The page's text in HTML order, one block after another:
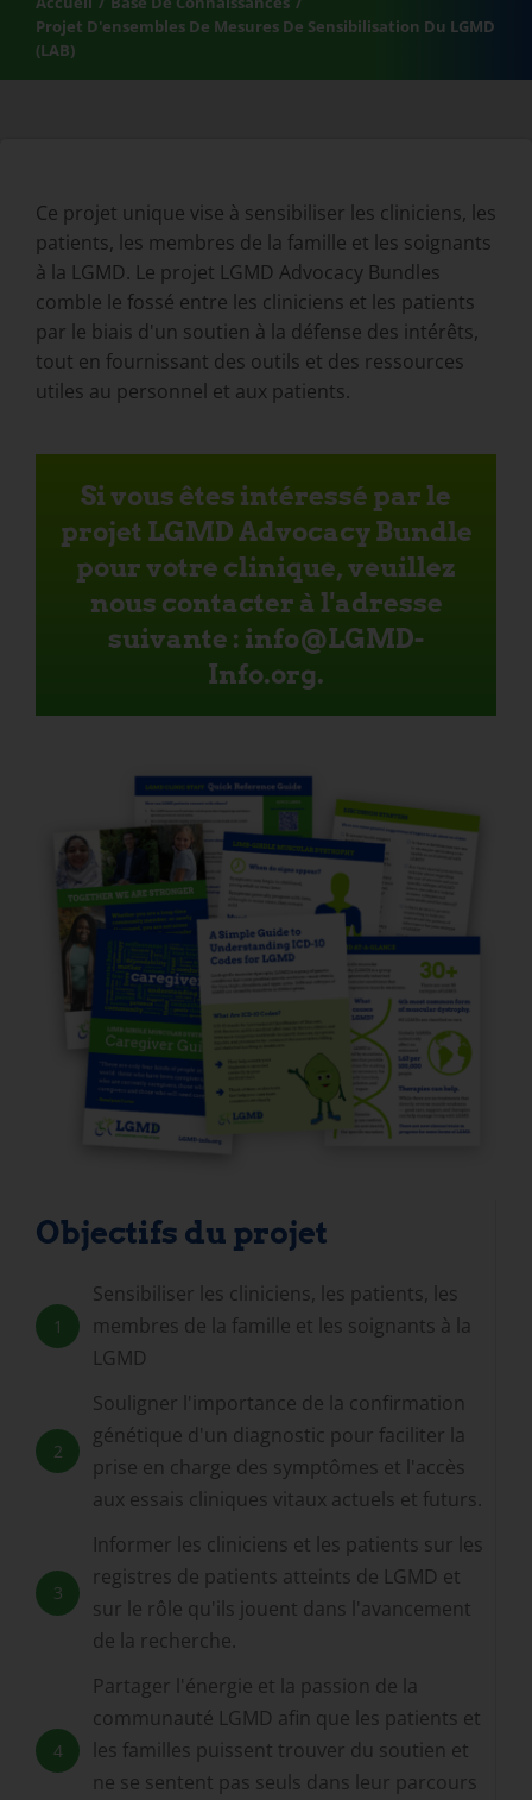
Projet D'ensembles De Mesures De Sensibilisation Du LGMD
(LAB)
Ce projet unique vise à sensibiliser les cliniciens, les
patients, les membres de la famille et les soignants
à la LGMD. Le projet LGMD Advocacy Bundles
comble le fossé entre les cliniciens et les patients
par le biais d'un soutien à la défense des intérêts,
tout en fournissant des outils et des ressources
utiles au personnel et aux patients.
Si vous êtes intéressé par le
projet LGMD Advocacy Bundle
pour votre clinique, veuillez
nous contacter à l'adresse
suivante : info@LGMD-
Info.org.
Objectifs du projet
1
Sensibiliser les cliniciens, les patients, les
membres de la famille et les soignants à la
LGMD
2
Souligner l'importance de la confirmation
génétique d'un diagnostic pour faciliter la
prise en charge des symptômes et l'accès
aux essais cliniques vitaux actuels et futurs.
3
Informer les cliniciens et les patients sur les
registres de patients atteints de LGMD et
sur le rôle qu'ils jouent dans l'avancement
de la recherche.
4
Partager l'énergie et la passion de la
communauté LGMD afin que les patients et
les familles puissent trouver du soutien et
ne se sentent pas seuls dans leur parcours